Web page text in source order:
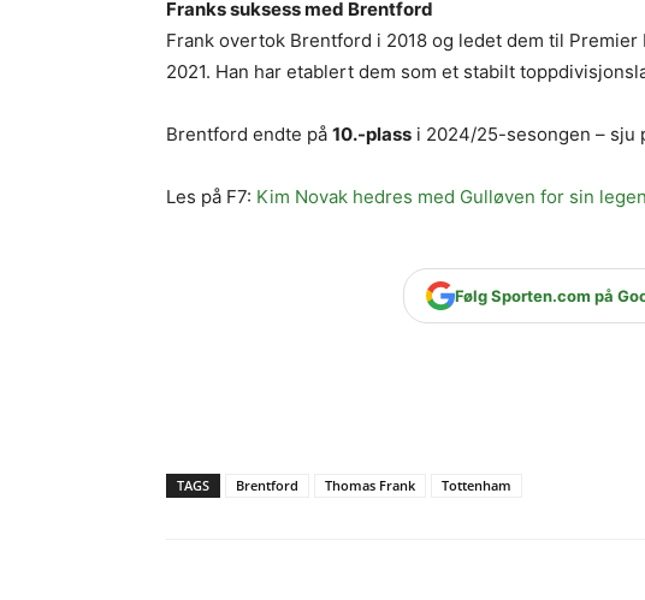
Franks suksess med Brentford
Frank overtok Brentford i 2018 og ledet dem til
2021. Han har etablert dem som et stabilt
Brentford endte på 10.-plass i 2024/25-sesongen – sju
Les på F7: Kim Novak hedres med Gulløven for sin
Følg Sporten.com på
TAGS Brentford Thomas Frank Tottenham